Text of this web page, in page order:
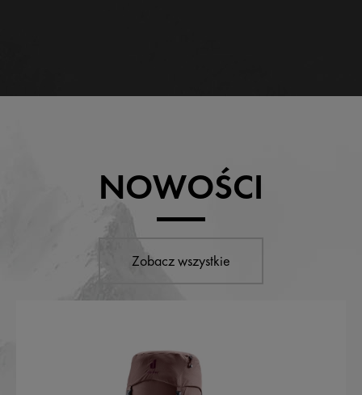
NOWOŚCI
Zobacz wszystkie